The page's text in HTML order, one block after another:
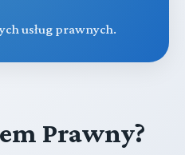
usług prawnych.
Prawny?